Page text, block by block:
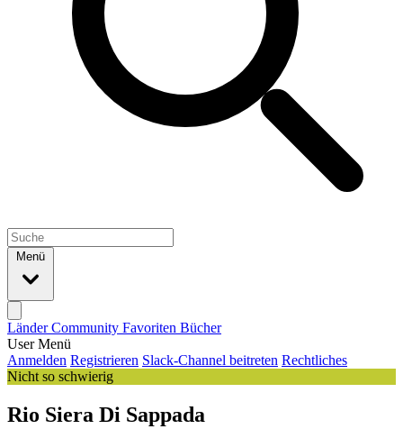
Menü
LänderCommunity Favoriten Bücher
User Menü
Anmelden Registrieren Slack-Channel beitreten Rechtliches
Nicht so schwierig
Rio Siera Di Sappada